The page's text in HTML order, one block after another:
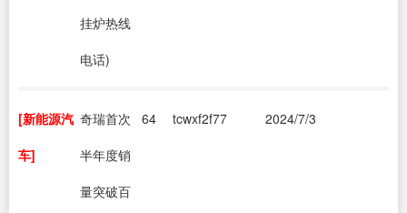
挂炉热线
电话)
[新能源汽
车]
奇瑞首次
半年度销
量突破百
64 tcwxf2f77 2024/7/3